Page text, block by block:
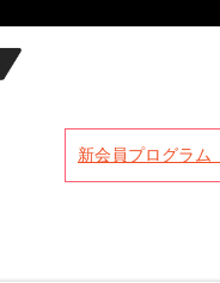
新会員プログラム